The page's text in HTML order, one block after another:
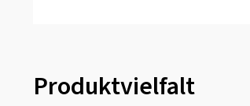
Produktvielfalt